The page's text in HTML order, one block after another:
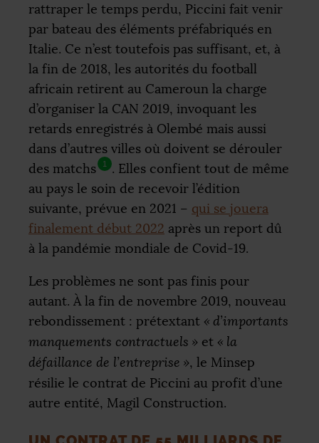
rattraper le temps perdu, Piccini fait venir
par bateau des éléments préfabriqués en
Italie. Ce n’est toutefois pas suffisant, et, à
la fin de 2018, les autorités du football
africain retirent au Cameroun la charge
d’organiser la CAN 2019, invoquant les
retards enregistrés à Olembé mais aussi
dans d’autres villes où doivent se dérouler
des matchs
1
. Elles confient tout de même
au pays le soin de recevoir l’édition
suivante, prévue en 2021 – qui se jouera
finalement début 2022 après un report dû
à la pandémie mondiale de Covid-19.
Les problèmes ne sont pas finis pour
autant. À la fin de novembre 2019, nouveau
rebondissement : prétextant « d’importants
manquements contractuels » et « la
défaillance de l’entreprise », le Minsep
résilie le contrat de Piccini au profit d’une
autre entité, Magil Construction.